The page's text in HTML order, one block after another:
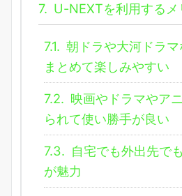
7. U-NEXTを利用するメ
7.1. 朝ドラや大河ドラ
まとめて楽しみやすい
7.2. 映画やドラマやア
られて使い勝手が良い
7.3. 自宅でも外出先で
が魅力